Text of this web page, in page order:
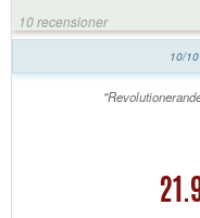
10 recensioner
10/